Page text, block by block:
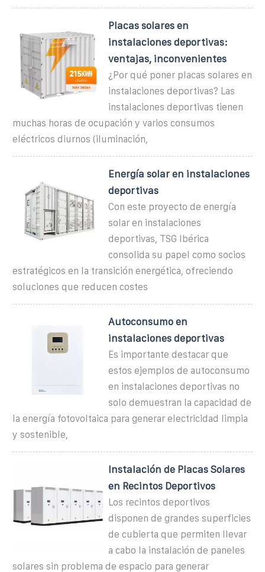
Placas solares en
instalaciones deportivas:
ventajas, inconvenientes
¿Por qué poner placas solares en
instalaciones deportivas? Las
instalaciones deportivas tienen
muchas horas de ocupación y varios consumos
eléctricos diurnos (iluminación,
Energía solar en instalaciones
deportivas
Con este proyecto de energía
solar en instalaciones
deportivas, TSG Ibérica
consolida su papel como socios
estratégicos en la transición energética, ofreciendo
soluciones que reducen costes
Autoconsumo en
instalaciones deportivas
Es importante destacar que
estos ejemplos de autoconsumo
en instalaciones deportivas no
solo demuestran la capacidad de
la energía fotovoltaica para generar electricidad limpia
y sostenible,
Instalación de Placas Solares
en Recintos Deportivos
Los recintos deportivos
disponen de grandes superficies
de cubierta que permiten llevar
a cabo la instalación de paneles
solares sin problema de espacio para generar